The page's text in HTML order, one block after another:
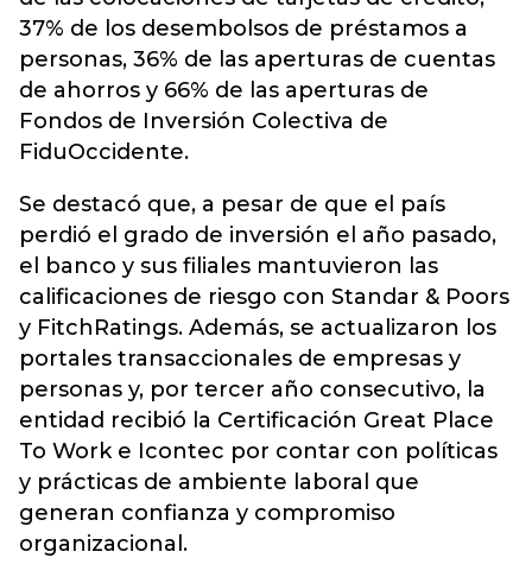
37% de los desembolsos de préstamos a
personas, 36% de las aperturas de cuentas
de ahorros y 66% de las aperturas de
Fondos de Inversión Colectiva de
FiduOccidente.
Se destacó que, a pesar de que el país
perdió el grado de inversión el año pasado,
el banco y sus filiales mantuvieron las
calificaciones de riesgo con Standar & Poors
y FitchRatings. Además, se actualizaron los
portales transaccionales de empresas y
personas y, por tercer año consecutivo, la
entidad recibió la Certificación Great Place
To Work e Icontec por contar con políticas
y prácticas de ambiente laboral que
generan confianza y compromiso
organizacional.